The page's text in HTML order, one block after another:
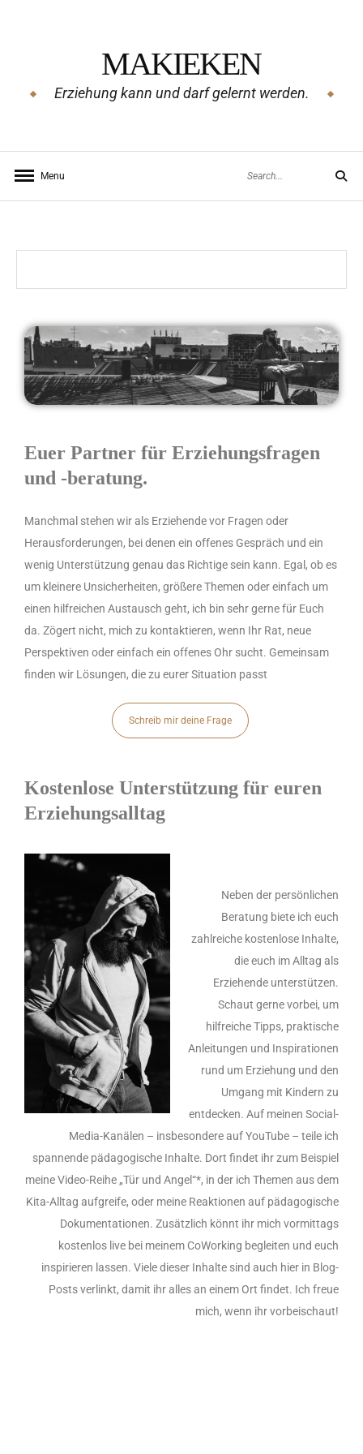
MAKIEKEN
Erziehung kann und darf gelernt werden.
Menu
Euer Partner für Erziehungsfragen
und -beratung.
Manchmal stehen wir als Erziehende vor Fragen oder
Herausforderungen, bei denen ein offenes Gespräch und ein
wenig Unterstützung genau das Richtige sein kann. Egal, ob es
um kleinere Unsicherheiten, größere Themen oder einfach um
einen hilfreichen Austausch geht, ich bin sehr gerne für Euch
da. Zögert nicht, mich zu kontaktieren, wenn Ihr Rat, neue
Perspektiven oder einfach ein offenes Ohr sucht. Gemeinsam
finden wir Lösungen, die zu eurer Situation passt
Schreib mir deine Frage
Kostenlose Unterstützung für euren
Erziehungsalltag
Neben der persönlichen
Beratung biete ich euch
zahlreiche kostenlose Inhalte,
die euch im Alltag als
Erziehende unterstützen.
Schaut gerne vorbei, um
hilfreiche Tipps, praktische
Anleitungen und Inspirationen
rund um Erziehung und den
Umgang mit Kindern zu
entdecken. Auf meinen Social-
Media-Kanälen – insbesondere auf YouTube – teile ich
spannende pädagogische Inhalte. Dort findet ihr zum Beispiel
meine Video-Reihe „Tür und Angel“*, in der ich Themen aus dem
Kita-Alltag aufgreife, oder meine Reaktionen auf pädagogische
Dokumentationen. Zusätzlich könnt ihr mich vormittags
kostenlos live bei meinem CoWorking begleiten und euch
inspirieren lassen. Viele dieser Inhalte sind auch hier in Blog-
Posts verlinkt, damit ihr alles an einem Ort findet. Ich freue
mich, wenn ihr vorbeischaut!